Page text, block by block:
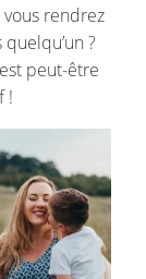
rendrez
?
peut-être
!